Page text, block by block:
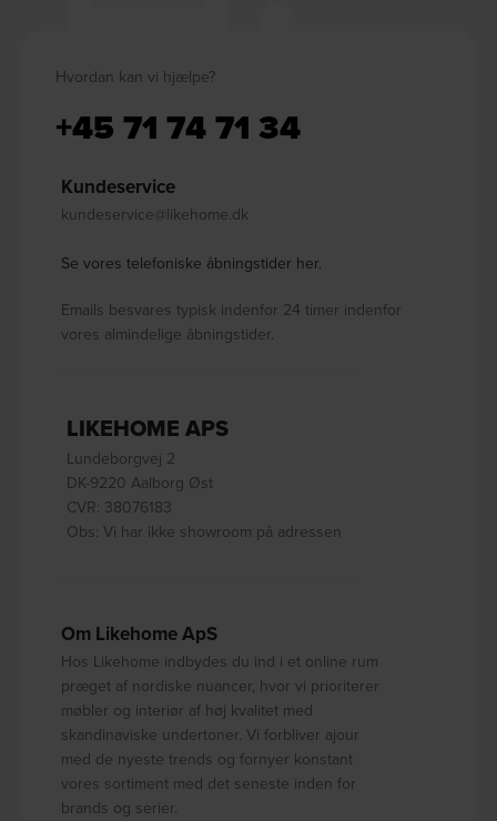
Hvordan kan vi hjælpe?
+45 71 74 71 34
Kundeservice
kundeservice@likehome.dk
Se vores telefoniske åbningstider her.
Emails besvares typisk indenfor 24 timer indenfor
vores almindelige åbningstider.
LIKEHOME APS
Lundeborgvej 2
DK-9220 Aalborg Øst
CVR: 38076183
Obs: Vi har ikke showroom på adressen
Om Likehome ApS
Hos Likehome indbydes du ind i et online rum
præget af nordiske nuancer, hvor vi prioriterer
møbler og interiør af høj kvalitet med
skandinaviske undertoner. Vi forbliver ajour
med de nyeste trends og fornyer konstant
vores sortiment med det seneste inden for
brands og serier.